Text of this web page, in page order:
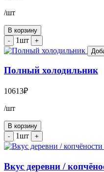
/шт
В корзину
-
1шт
+
Полный холодильник
10613₽
/шт
В корзину
-
1шт
+
Вкус деревни /